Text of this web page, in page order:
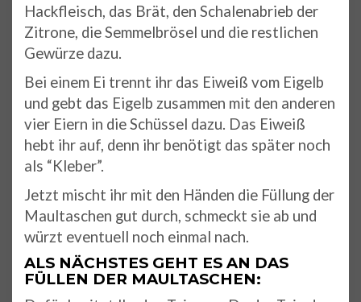
Hackfleisch, das Brät, den Schalenabrieb der
Zitrone, die Semmelbrösel und die restlichen
Gewürze dazu.
Bei einem Ei trennt ihr das Eiweiß vom Eigelb
und gebt das Eigelb zusammen mit den anderen
vier Eiern in die Schüssel dazu. Das Eiweiß
hebt ihr auf, denn ihr benötigt das später noch
als “Kleber”.
Jetzt mischt ihr mit den Händen die Füllung der
Maultaschen gut durch, schmeckt sie ab und
würzt eventuell noch einmal nach.
ALS NÄCHSTES GEHT ES AN DAS
FÜLLEN DER MAULTASCHEN: